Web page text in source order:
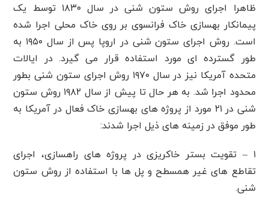
ظاهرا اجرای روش ستون شنی در سال ۱۸۳۰ توسط یک
پیمانکار بهسازی خاک فرانسوی بر روی خاک محلی اجرا شده
است. روش اجرای ستون شنی در اروپا پس از سال ۱۹۵۰ به
طور گسترده ای مورد استفاده قرار می گیرد. در ایالات
متحده آمریکا نیز در سال ۱۹۷۰ روش اجرای ستون شنی بطور
محدود اجرا شد. به هر حال تا پیش از سال ۱۹۸۲ روش ستون
شنی در ۲۱ مورد از پروژه های بهسازی خاک فعال در آمریکا به
طور موفق در زمینه های ذیل اجرا شدند:
۱ – تقویت بستر خاکریزی در پروژه های راهسازی، اجرای
تقاطع های غیر همسطح و پل ها با استفاده از روش ستون
شنی.